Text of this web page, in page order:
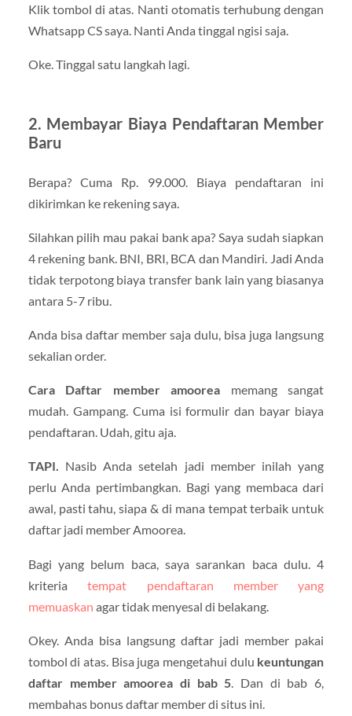
Klik tombol di atas. Nanti otomatis terhubung dengan
Whatsapp CS saya. Nanti Anda tinggal ngisi saja.
Oke. Tinggal satu langkah lagi.
2. Membayar Biaya Pendaftaran Member
Baru
Berapa? Cuma Rp. 99.000. Biaya pendaftaran ini
dikirimkan ke rekening saya.
Silahkan pilih mau pakai bank apa? Saya sudah siapkan
4 rekening bank. BNI, BRI, BCA dan Mandiri. Jadi Anda
tidak terpotong biaya transfer bank lain yang biasanya
antara 5-7 ribu.
Anda bisa daftar member saja dulu, bisa juga langsung
sekalian order.
Cara Daftar member amoorea memang sangat
mudah. Gampang. Cuma isi formulir dan bayar biaya
pendaftaran. Udah, gitu aja.
TAPI. Nasib Anda setelah jadi member inilah yang
perlu Anda pertimbangkan. Bagi yang membaca dari
awal, pasti tahu, siapa & di mana tempat terbaik untuk
daftar jadi member Amoorea.
Bagi yang belum baca, saya sarankan baca dulu. 4
kriteriatempat pendaftaran member yang
memuaskan agar tidak menyesal di belakang.
Okey. Anda bisa langsung daftar jadi member pakai
tombol di atas. Bisa juga mengetahui dulu keuntungan
daftar member amoorea di bab 5 . Dan di bab 6,
membahas bonus daftar member di situs ini.